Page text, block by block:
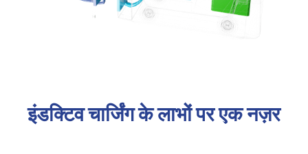
इंडक्टिव चार्जिंग के लाभों पर एक नज़र